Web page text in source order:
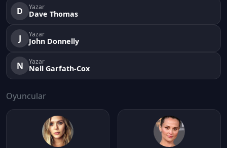
D Yazar
Dave Thomas
J Yazar
John Donnelly
N Yazar
Nell Garfath-Cox
Oyuncular